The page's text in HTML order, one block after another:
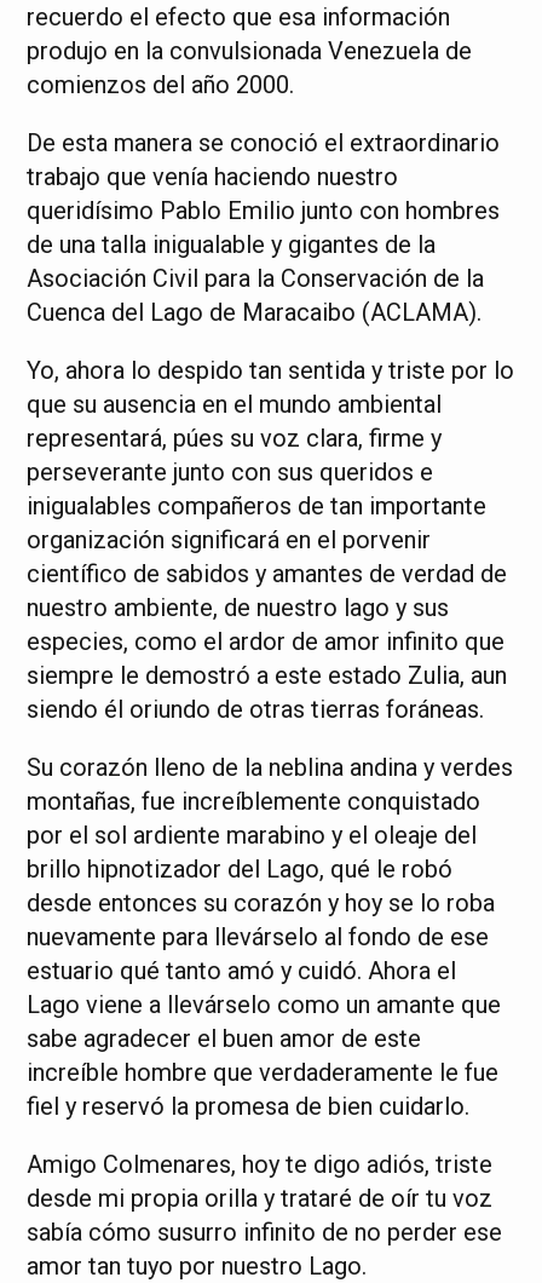
recuerdo el efecto que esa información
produjo en la convulsionada Venezuela de
comienzos del año 2000.
De esta manera se conoció el extraordinario
trabajo que venía haciendo nuestro
queridísimo Pablo Emilio junto con hombres
de una talla inigualable y gigantes de la
Asociación Civil para la Conservación de la
Cuenca del Lago de Maracaibo (ACLAMA).
Yo, ahora lo despido tan sentida y triste por lo
que su ausencia en el mundo ambiental
representará, púes su voz clara, firme y
perseverante junto con sus queridos e
inigualables compañeros de tan importante
organización significará en el porvenir
científico de sabidos y amantes de verdad de
nuestro ambiente, de nuestro lago y sus
especies, como el ardor de amor infinito que
siempre le demostró a este estado Zulia, aun
siendo él oriundo de otras tierras foráneas.
Su corazón lleno de la neblina andina y verdes
montañas, fue increíblemente conquistado
por el sol ardiente marabino y el oleaje del
brillo hipnotizador del Lago, qué le robó
desde entonces su corazón y hoy se lo roba
nuevamente para llevárselo al fondo de ese
estuario qué tanto amó y cuidó. Ahora el
Lago viene a llevárselo como un amante que
sabe agradecer el buen amor de este
increíble hombre que verdaderamente le fue
fiel y reservó la promesa de bien cuidarlo.
Amigo Colmenares, hoy te digo adiós, triste
desde mi propia orilla y trataré de oír tu voz
sabía cómo susurro infinito de no perder ese
amor tan tuyo por nuestro Lago.